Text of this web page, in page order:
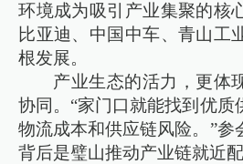
环境成为吸引产业集聚的核
比亚迪、中国中车、青山工
根发展。
产业生态的活力，更体
协同。“家门口就能找到优质
物流成本和供应链风险。”参
背后是璧山推动产业链就近